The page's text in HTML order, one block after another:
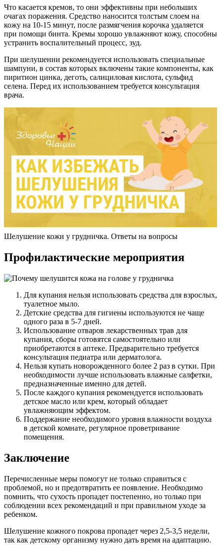
Что касается кремов, то они эффективны при небольших
очагах поражения. Средство наносится толстым слоем на
кожу на 10-15 минут, после размягчения корочка удаляется
при помощи бинта. Кремы хорошо увлажняют кожу, способны
устранить воспалительный процесс, зуд.
При шелушении рекомендуется использовать специальные
шампуни, в состав которых включены такие компоненты, как
пиритион цинка, деготь, салициловая кислота, сульфид
селена. Перед их использованием требуется консультация
врача.
Шелушение кожи у грудничка. Ответы на вопросы
Профилактические мероприятия
Для купания нельзя использовать средства для взрослых,
туалетное мыло.
Детские средства для гигиены используются не чаще
одного раза в 5-7 дней.
Использование отваров лекарственных трав для
купания, сборы готовятся самостоятельно или
приобретаются в аптеке. Предварительно требуется
консультация педиатра или дерматолога.
Нельзя купать новорожденного более 2 раз в сутки. При
необходимости лучше использовать влажные салфетки,
предназначенные именно для детей.
После каждого купания рекомендуется использовать
детское масло или крем, который обладает
увлажняющим эффектом.
Поддержание необходимого уровня влажности воздуха
в детской комнате, регулярное проветривание
помещения.
Заключение
Перечисленные меры помогут не только справиться с
проблемой, но и предотвратить ее появление. Необходимо
помнить, что сухость пропадет постепенно, но только при
соблюдении всех рекомендаций и при правильном уходе за
ребенком.
Шелушение кожного покрова пропадет через 2,5-3,5 недели,
так как детскому организму нужно дать время на адаптацию.